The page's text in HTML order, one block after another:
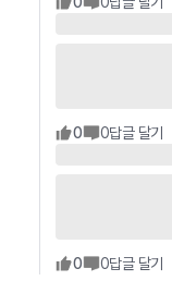
0 0답글 달기
0 0답글 달기